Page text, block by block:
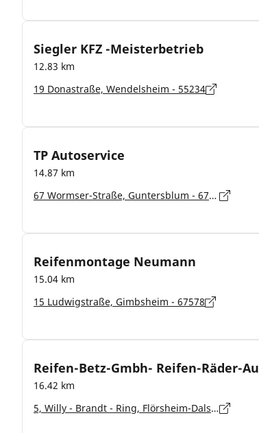
Siegler KFZ -Meisterbetrieb
12.83 km
19 Donastraße, Wendelsheim - 55234
TP Autoservice
14.87 km
67 Wormser-Straße, Guntersblum - 67583
Reifenmontage Neumann
15.04 km
15 Ludwigstraße, Gimbsheim - 67578
Reifen-Betz-Gmbh- Reifen-Räder-
16.42 km
5, Willy - Brandt - Ring, Flörsheim-Dalsheim - 67592